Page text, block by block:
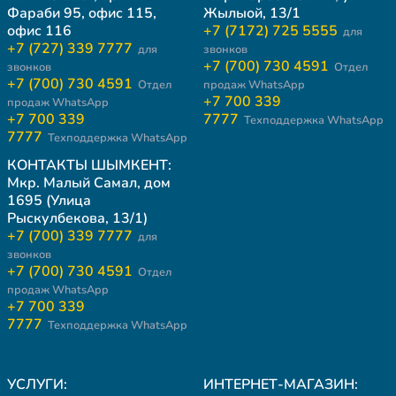
Фараби 95, офис 115,
офис 116
+7 (727) 339 7777 для
звонков
+7 (700) 730 4591 Отдел
продаж WhatsApp
+7 700 339
7777 Техподдержка WhatsApp
Жылыой, 13/1
+7 (7172) 725 5555 для
звонков
+7 (700) 730 4591 Отдел
продаж WhatsApp
+7 700 339
7777 Техподдержка WhatsApp
КОНТАКТЫ ШЫМКЕНТ:
Мкр. Малый Самал, дом
1695 (Улица
Рыскулбекова, 13/1)
+7 (700) 339 7777 для
звонков
+7 (700) 730 4591 Отдел
продаж WhatsApp
+7 700 339
7777 Техподдержка WhatsApp
УСЛУГИ:
ИНТЕРНЕТ-МАГАЗИН: